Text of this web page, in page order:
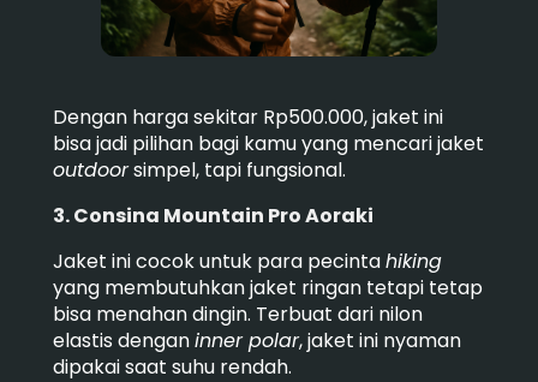
Dengan harga sekitar Rp500.000, jaket ini
bisa jadi pilihan bagi kamu yang mencari jaket
outdoorsimpel, tapi fungsional.
3. Consina Mountain Pro Aoraki
Jaket ini cocok untuk para pecintahiking
yang membutuhkan jaket ringan tetapi tetap
bisa menahan dingin. Terbuat dari nilon
elastis denganinner polar, jaket ini nyaman
dipakai saat suhu rendah.